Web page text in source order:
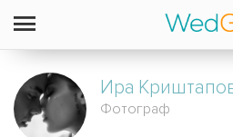
Ира
Фотограф